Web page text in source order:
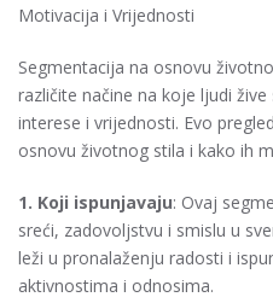
Motivacija i Vrijednosti
Segmentacija na osnovu
različite načine na koje ljudi
interese i vrijednosti. Evo
osnovu životnog stila i kako ih
1. Koji ispunjavaju: Ovaj
sreći, zadovoljstvu i smislu u
leži u pronalaženju radosti i
aktivnostima i odnosima.